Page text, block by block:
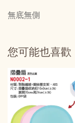
無底無側
您可能也喜歡